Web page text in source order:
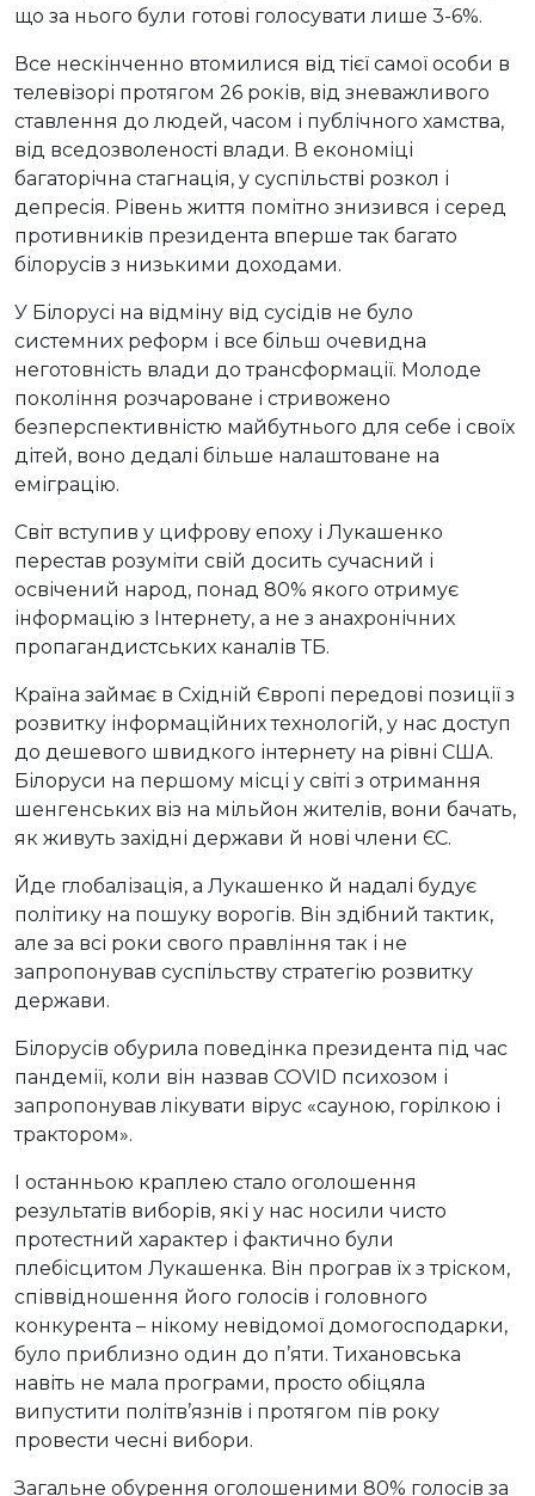
що за нього були готові голосувати лише 3-6%.
Все нескінченно втомилися від тієї самої особи в
телевізорі протягом 26 років, від зневажливого
ставлення до людей, часом і публічного хамства,
від вседозволеності влади. В економіці
багаторічна стагнація, у суспільстві розкол і
депресія. Рівень життя помітно знизився і серед
противників президента вперше так багато
білорусів з низькими доходами.
У Білорусі на відміну від сусідів не було
системних реформ і все більш очевидна
неготовність влади до трансформації. Молоде
покоління розчароване і стривожено
безперспективністю майбутнього для себе і своїх
дітей, воно дедалі більше налаштоване на
еміграцію.
Світ вступив у цифрову епоху і Лукашенко
перестав розуміти свій досить сучасний і
освічений народ, понад 80% якого отримує
інформацію з Інтернету, а не з анахронічних
пропагандистських каналів ТБ.
Країна займає в Східній Європі передові позиції з
розвитку інформаційних технологій, у нас доступ
до дешевого швидкого інтернету на рівні США.
Білоруси на першому місці у світі з отримання
шенгенських віз на мільйон жителів, вони бачать,
як живуть західні держави й нові члени ЄС.
Йде глобалізація, а Лукашенко й надалі будує
політику на пошуку ворогів. Він здібний тактик,
але за всі роки свого правління так і не
запропонував суспільству стратегію розвитку
держави.
Білорусів обурила поведінка президента під час
пандемії, коли він назвав COVID психозом і
запропонував лікувати вірус «сауною, горілкою і
трактором».
І останньою краплею стало оголошення
результатів виборів, які у нас носили чисто
протестний характер і фактично були
плебісцитом Лукашенка. Він програв їх з тріском,
співвідношення його голосів і головного
конкурента – нікому невідомої домогосподарки,
було приблизно один до п’яти. Тихановська
навіть не мала програми, просто обіцяла
випустити політв’язнів і протягом пів року
провести чесні вибори.
Загальне обурення оголошеними 80% голосів за